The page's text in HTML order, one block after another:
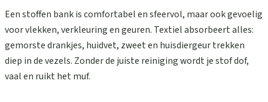
Een stoffen bank is comfortabel en sfeervol, maar ook gevoelig
voor vlekken, verkleuring en geuren. Textiel absorbeert alles:
gemorste drankjes, huidvet, zweet en huisdiergeur trekken
diep in de vezels. Zonder de juiste reiniging wordt je stof dof,
vaal en ruikt het muf.